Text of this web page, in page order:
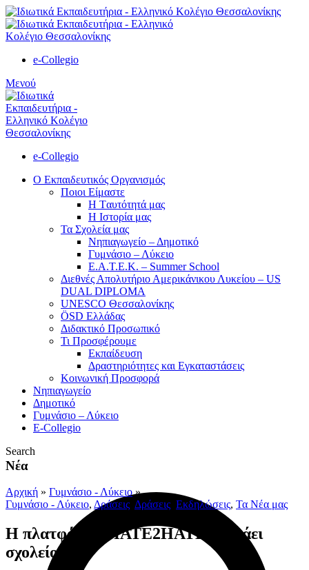
e-Collegio
Μενού
e-Collegio
Ο Εκπαιδευτικός Οργανισμός
Ποιοι Είμαστε
Η Tαυτότητά μας
Η Ιστορία μας
Τα Σχολεία μας
Νηπιαγωγείο – Δημοτικό
Γυμνάσιο – Λύκειο
Ε.Α.Τ.Ε.Κ. – Summer School
Διεθνές Απολυτήριο Αμερικάνικου Λυκείου – US
DUAL DIPLOMA
UNESCO Θεσσαλονίκης
ÖSD Ελλάδας
Διδακτικό Προσωπικό
Τι Προσφέρουμε
Eκπαίδευση
Δραστηριότητες και Εγκαταστάσεις
Κοινωνική Προσφορά
Νηπιαγωγείο
Δημοτικό
Γυμνάσιο – Λύκειο
E-Collegio
Search
Νέα
Αρχική » Γυμνάσιο - Λύκειο»
Γυμνάσιο - Λύκειο, Δράσεις Δράσεις Εκδηλώσεις, Τα Νέα μας
Η πλατφόρμα HATE2HATEEU πάει
σχολείο!